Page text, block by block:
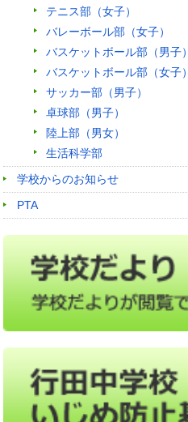
テニス部（女子）
バレーボール部（女子）
バスケットボール部（男子）
バスケットボール部（女子）
サッカー部（男子）
卓球部（男子）
陸上部（男女）
生活科学部
学校からのお知らせ
PTA